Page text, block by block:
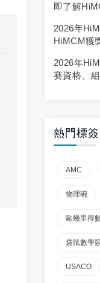
即了解
2026年
HiMCM獲
2026年
賽資格、
熱門標簽
AMC
物理碗
歐幾里得
袋鼠數學
USACO